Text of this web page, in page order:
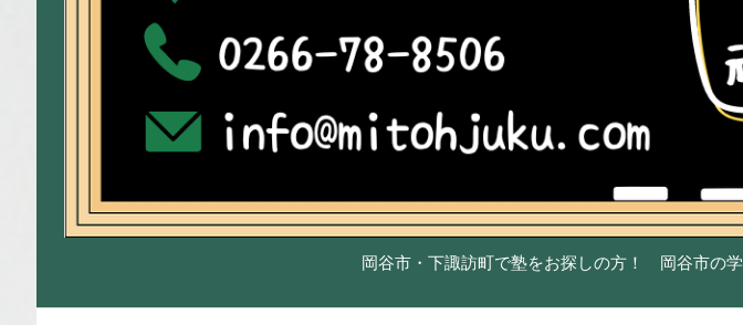
岡谷市・下諏訪町で塾をお探しの方！ 岡谷市の